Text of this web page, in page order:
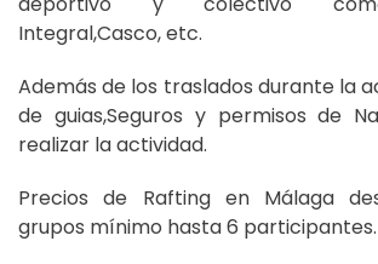
Integral,Casco, etc.
Además de los traslados durante la
de guias,Seguros y permisos de
realizar la actividad.
Precios de Rafting en Málaga
grupos mínimo hasta 6 participantes.